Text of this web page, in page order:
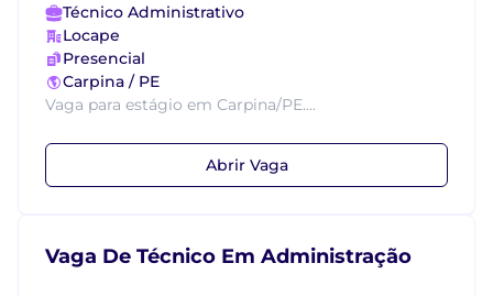
Técnico Administrativo
Locape
Presencial
Carpina / PE
Vaga para estágio em Carpina/PE....
Abrir Vaga
Vaga De Técnico Em Administração